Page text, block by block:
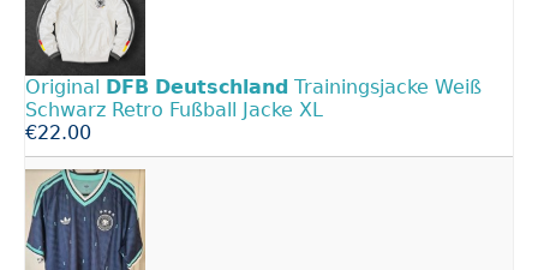
Original DFB Deutschland Trainingsjacke Weiß
Schwarz Retro Fußball Jacke XL
€22.00